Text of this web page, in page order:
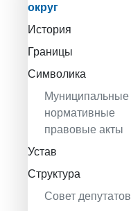
округ
История
Границы
Символика
Муниципальные
нормативные
правовые акты
Устав
Структура
Совет депутатов